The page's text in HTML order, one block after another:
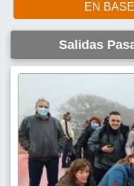
EN
Salidas